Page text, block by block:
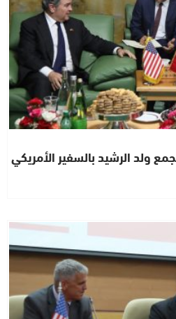
ولد الرشيد بالسفير الأمريكي